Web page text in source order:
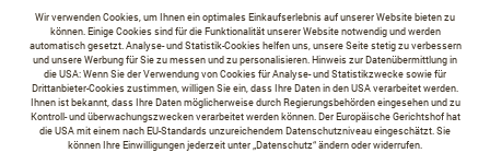
Wir verwenden Cookies, um Ihnen ein optimales Einkaufserlebnis auf unserer Website bieten zu
können. Einige Cookies sind für die Funktionalität unserer Website notwendig und werden
automatisch gesetzt. Analyse- und Statistik-Cookies helfen uns, unsere Seite stetig zu verbessern
und unsere Werbung für Sie zu messen und zu personalisieren. Hinweis zur Datenübermittlung in
die USA: Wenn Sie der Verwendung von Cookies für Analyse- und Statistikzwecke sowie für
Drittanbieter-Cookies zustimmen, willigen Sie ein, dass Ihre Daten in den USA verarbeitet werden.
Ihnen ist bekannt, dass Ihre Daten möglicherweise durch Regierungsbehörden eingesehen und zu
Kontroll- und überwachungszwecken verarbeitet werden können. Der Europäische Gerichtshof hat
die USA mit einem nach EU-Standards unzureichendem Datenschutzniveau eingeschätzt. Sie
können Ihre Einwilligungen jederzeit unter „Datenschutz“ ändern oder widerrufen.